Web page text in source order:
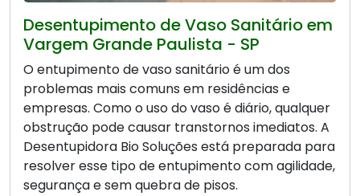
Desentupimento de Vaso Sanitário em
Vargem Grande Paulista - SP
O entupimento de vaso sanitário é um dos
problemas mais comuns em residências e
empresas. Como o uso do vaso é diário, qualquer
obstrução pode causar transtornos imediatos. A
Desentupidora Bio Soluções está preparada para
resolver esse tipo de entupimento com agilidade,
segurança e sem quebra de pisos.